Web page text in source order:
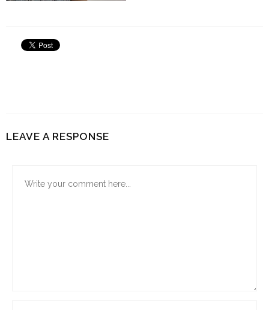
LEAVE A RESPONSE